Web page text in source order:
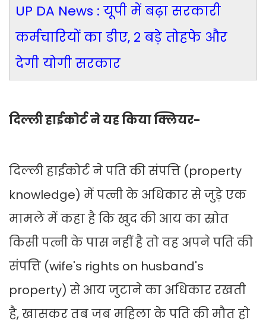
UP DA News : यूपी में बढ़ा सरकारी
कर्मचारियों का डीए, 2 बड़े तोहफे और
देगी योगी सरकार
दिल्ली हाईकोर्ट ने यह किया क्लियर-
दिल्ली हाईकोर्ट ने पति की संपत्ति (property
knowledge) में पत्नी के अधिकार से जुड़े एक
मामले में कहा है कि खुद की आय का स्रोत
किसी पत्नी के पास नहीं है तो वह अपने पति की
संपत्ति (wife's rights on husband's
property) से आय जुटाने का अधिकार रखती
है, खासकर तब जब महिला के पति की मौत हो